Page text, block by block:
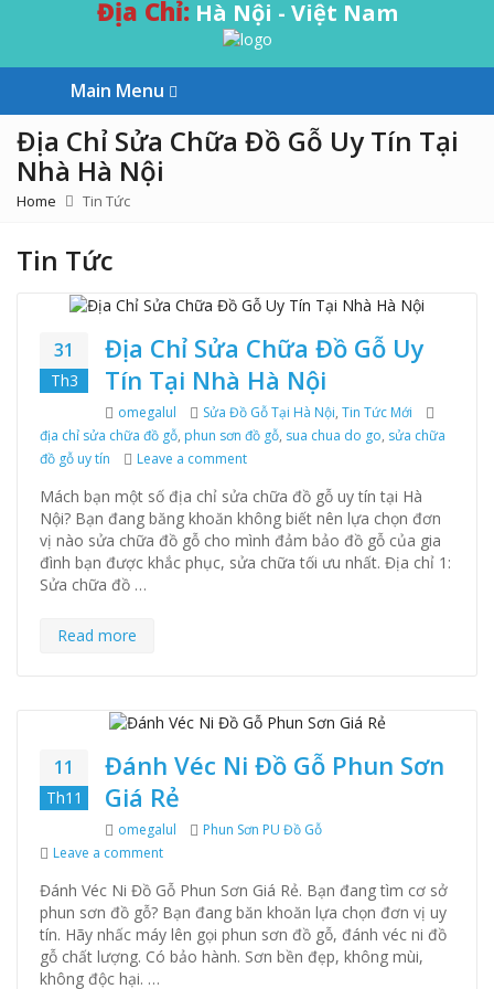
Địa Chỉ:Hà Nội - Việt Nam
Main Menu
Địa Chỉ Sửa Chữa Đồ Gỗ Uy Tín Tại
Nhà Hà Nội
Home Tin Tức
Tin Tức
31
Th3
Địa Chỉ Sửa Chữa Đồ Gỗ Uy
Tín Tại Nhà Hà Nội
Author
omegalul Categories
Sửa Đồ Gỗ Tại Hà Nội, Tin Tức Mới
địa chỉ sửa chữa đồ gỗ, phun sơn đồ gỗ, sua chua do go, sửa chữa
đồ gỗ uy tín
Leave a comment
Mách bạn một số địa chỉ sửa chữa đồ gỗ uy tín tại Hà
Nội? Bạn đang băng khoăn không biết nên lựa chọn đơn
vị nào sửa chữa đồ gỗ cho mình đảm bảo đồ gỗ của gia
đình bạn được khắc phục, sửa chữa tối ưu nhất. Địa chỉ 1:
Sửa chữa đồ …
Read more
11
Th11
Đánh Véc Ni Đồ Gỗ Phun Sơn
Giá Rẻ
Author
omegalul Categories
Phun Sơn PU Đồ Gỗ
Leave a comment
Đánh Véc Ni Đồ Gỗ Phun Sơn Giá Rẻ. Bạn đang tìm cơ sở
phun sơn đồ gỗ? Bạn đang băn khoăn lựa chọn đơn vị uy
tín. Hãy nhấc máy lên gọi phun sơn đồ gỗ, đánh véc ni đồ
gỗ chất lượng. Có bảo hành. Sơn bền đẹp, không mùi,
không độc hại. …